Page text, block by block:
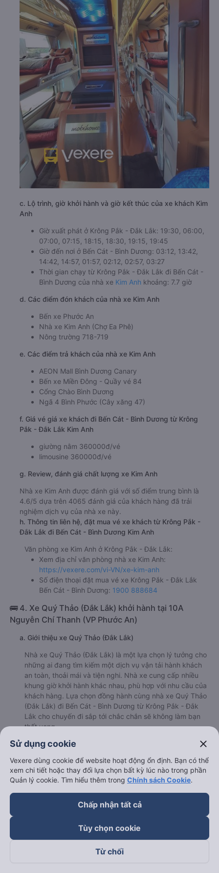
c. Lộ trình, giờ khởi hành và giờ kết thúc của xe khách Kim
Anh
Giờ xuất phát ở Krông Pắk - Đắk Lắk: 19:30, 06:00,
07:00, 07:15, 18:15, 18:30, 19:15, 19:45
Giờ đến nơi ở Bến Cát - Bình Dương: 03:12, 13:42,
14:42, 14:57, 01:57, 02:12, 02:57, 03:27
Thời gian chạy từ Krông Pắk - Đắk Lắk đi Bến Cát -
Bình Dương của nhà xe Kim Anh khoảng: 7.7 giờ
d. Các điểm đón khách của nhà xe Kim Anh
Bến xe Phước An
Nhà xe Kim Anh (Chợ Ea Phê)
Nông trường 718-719
e. Các điểm trả khách của nhà xe Kim Anh
AEON Mall Bình Dương Canary
Bến xe Miền Đông - Quầy vé 84
Cổng Chào Bình Dương
Ngã 4 Bình Phước (Cây xăng 47)
f. Giá vé giá xe khách đi Bến Cát - Bình Dương từ Krông
Pắk - Đắk Lắk Kim Anh
giường nằm 360000đ/vé
limousine 360000đ/vé
g. Review, đánh giá chất lượng xe Kim Anh
Nhà xe Kim Anh được đánh giá với số điểm trung bình là
4.6/5 dựa trên 4065 đánh giá của khách hàng đã trải
nghiệm dịch vụ của nhà xe này.
h. Thông tin liên hệ, đặt mua vé xe khách từ Krông Pắk -
Đắk Lắk đi Bến Cát - Bình Dương Kim Anh
Văn phòng xe Kim Anh ở Krông Pắk - Đắk Lắk:
Xem địa chỉ văn phòng nhà xe Kim Anh:
https://vexere.com/vi-VN/xe-kim-anh
Số điện thoại đặt mua vé xe Krông Pắk - Đắk Lắk
Bến Cát - Bình Dương: 1900 888684
🚌 4. Xe Quý Thảo (Đắk Lắk) khởi hành tại 10A
Nguyễn Chí Thanh (VP Phước An)
a. Giới thiệu xe Quý Thảo (Đắk Lắk)
Nhà xe Quý Thảo (Đắk Lắk) là một lựa chọn lý tưởng cho
những ai đang tìm kiếm một dịch vụ vận tải hành khách
an toàn, thoải mái và tiện nghi. Nhà xe cung cấp nhiều
khung giờ khởi hành khác nhau, phù hợp với nhu cầu của
khách hàng. Lựa chọn đồng hành cùng nhà xe Quý Thảo
(Đắk Lắk) đi Bến Cát - Bình Dương từ Krông Pắk - Đắk
Lắk cho chuyến đi sắp tới chắc chắn sẽ không làm bạn
thất vọng.
Sử dụng cookie close
Vexere dùng cookie để website hoạt động ổn định. Bạn có thể
xem chi tiết hoặc thay đổi lựa chọn bất kỳ lúc nào trong phần
Quản lý cookie. Tìm hiểu thêm trong Chính sách Cookie.
Chấp nhận tất cả
Tùy chọn cookie
Từ chối